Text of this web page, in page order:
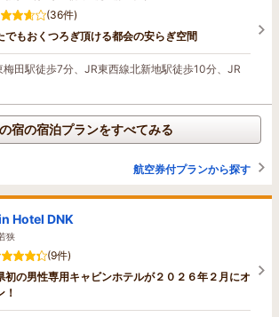
(36件)
でもおくつろぎ頂ける都会の安らぎ空間
梅田駅徒歩7分、JR東西線北新地駅徒歩10分、JR
宿の宿泊プランをすべてみる
航空券付プランから探す
Hotel DNK
狭
(9件)
初の男性専用キャビンホテルが２０２６年２月にオ
！